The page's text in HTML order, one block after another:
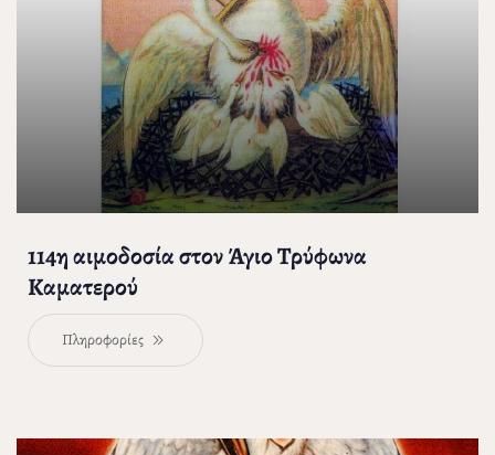
114η αιμοδοσία στον Άγιο Τρύφωνα
Καματερού
Πληροφορίες